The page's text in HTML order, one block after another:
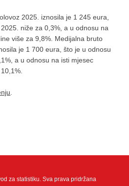
2025. iznosila je 1 245 eura,
niže za 0,3%, a u odnosu na
više za 9,8%. Medijalna bruto
je 1 700 eura, što je u odnosu
a u odnosu na isti mjesec
za statistiku. Sva prava pridržana